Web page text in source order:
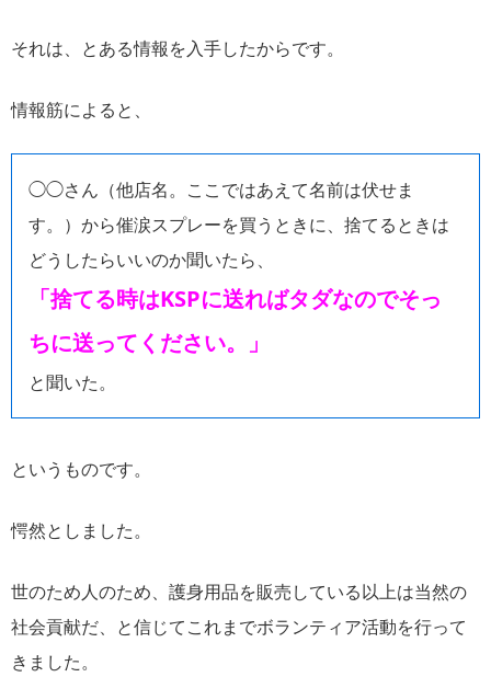
それは、とある情報を入手したからです。
情報筋によると、
◯◯さん（他店名。ここではあえて名前は伏せま
す。）から催涙スプレーを買うときに、捨てるときは
どうしたらいいのか聞いたら、
「捨てる時はKSPに送ればタダなのでそっ
ちに送ってください。」
と聞いた。
というものです。
愕然としました。
世のため人のため、護身用品を販売している以上は当然の
社会貢献だ、と信じてこれまでボランティア活動を行って
きました。